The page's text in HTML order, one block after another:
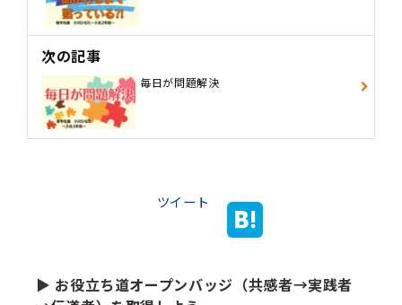
次の記事
毎日が問題解決
ツイート
▶ お役立ち道オープンバッジ（共感者→実践者